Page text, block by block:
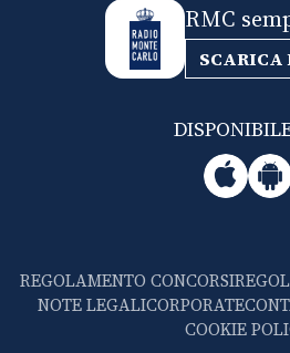
RMC
SCARICA
REGOLAMENTO CONCORSI
NOTE LEGALICORPORATE
COOKIE